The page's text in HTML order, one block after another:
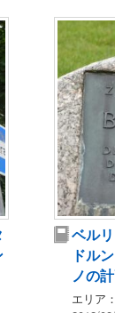
ベル
ドル
ノの
エリア：